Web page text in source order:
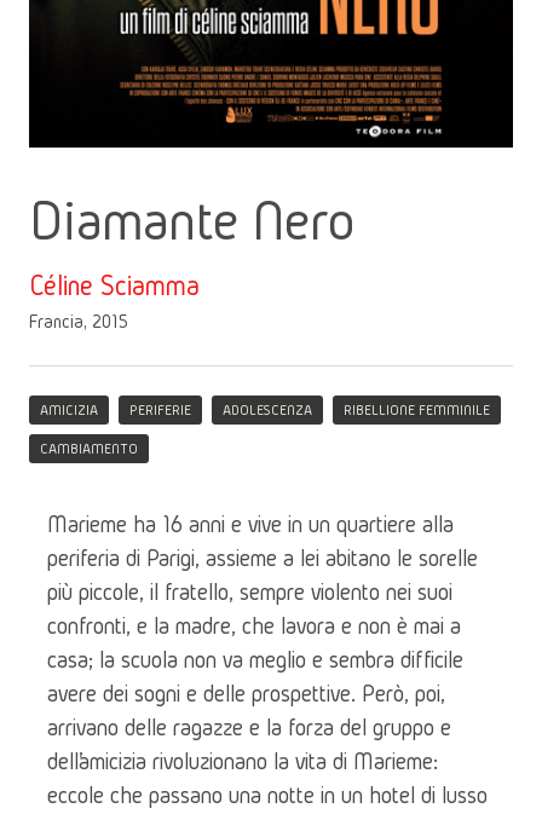
Diamante Nero
Céline Sciamma
Francia, 2015
AMICIZIA PERIFERIE ADOLESCENZA RIBELLIONE FEMMINILE
CAMBIAMENTO
Marieme ha 16 anni e vive in un quartiere alla
periferia di Parigi, assieme a lei abitano le sorelle
più piccole, il fratello, sempre violento nei suoi
confronti, e la madre, che lavora e non è mai a
casa; la scuola non va meglio e sembra difficile
avere dei sogni e delle prospettive. Però, poi,
arrivano delle ragazze e la forza del gruppo e
dell’amicizia rivoluzionano la vita di Marieme:
eccole che passano una notte in un hotel di lusso